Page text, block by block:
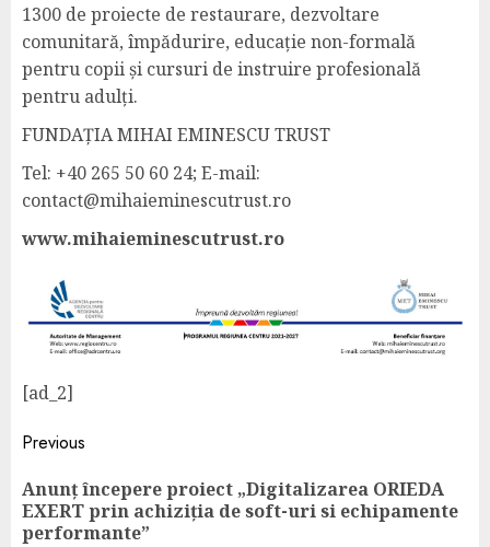
1300 de proiecte de restaurare, dezvoltare
comunitară, împădurire, educație non-formală
pentru copii și cursuri de instruire profesională
pentru adulți.
FUNDAȚIA MIHAI EMINESCU TRUST
Tel: +40 265 50 60 24; E-mail:
contact@mihaieminescutrust.ro
www.mihaieminescutrust.ro
[ad_2]
Previous
Anunț începere proiect „Digitalizarea ORIEDA
EXERT prin achiziția de soft-uri si echipamente
performante”